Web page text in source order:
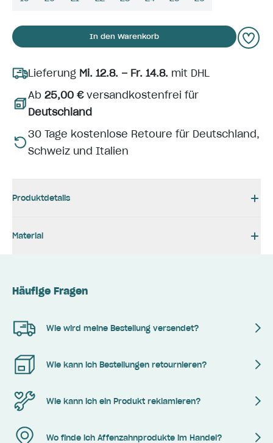
In den Warenkorb
Lieferung Mi. 12.8. – Fr. 14.8. mit DHL
Ab 25,00 €versandkostenfrei für
Deutschland
30 Tage kostenlose Retoure für Deutschland,
Schweiz und Italien
Produktdetails
Material
Häufige Fragen
Wie wird meine Bestellung versendet?
Wie kann ich Bestellungen retournieren?
Wie kann ich ein Produkt reklamieren?
Wo finde ich Affenzahnprodukte im Handel?